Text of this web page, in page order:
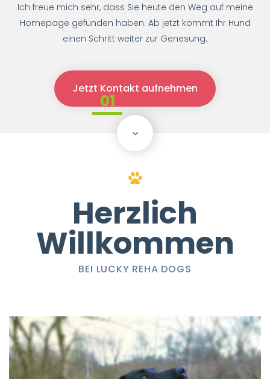
Ich freue mich sehr, dass Sie heute den Weg auf meine
Homepage gefunden haben. Ab jetzt kommt Ihr Hund
einen Schritt weiter zur Genesung.
Jetzt Kontakt aufnehmen
01
scroll
down
Herzlich
Willkommen
BEI LUCKY REHA DOGS